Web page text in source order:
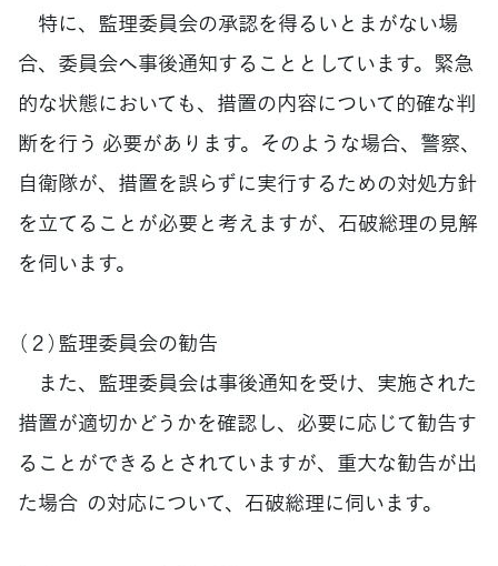
特に、監理委員会の承認を得るいとまがない場
合、委員会へ事後通知することとしています。緊急
的な状態においても、措置の内容について的確な判
断を行う 必要があります。そのような場合、警察、
自衛隊が、措置を誤らずに実行するための対処方針
を立てることが必要と考えますが、石破総理の見解
を伺います。
（２）監理委員会の勧告
また、監理委員会は事後通知を受け、実施された
措置が適切かどうかを確認し、必要に応じて勧告す
ることができるとされていますが、重大な勧告が出
た場合 の対応について、石破総理に伺います。